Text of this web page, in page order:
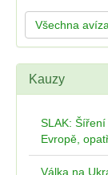
Všechna
Kauzy
SLAK:
Evropě,
Válka na